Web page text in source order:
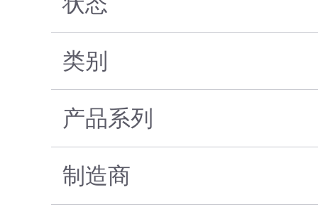
类别
产品系列
制造商